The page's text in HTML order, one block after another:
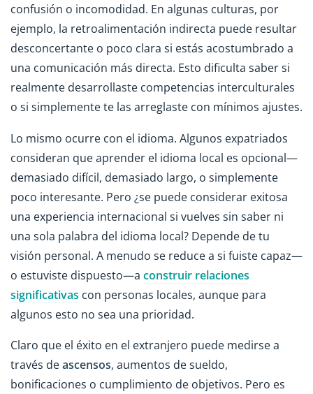
confusión o incomodidad. En algunas culturas, por
ejemplo, la retroalimentación indirecta puede resultar
desconcertante o poco clara si estás acostumbrado a
una comunicación más directa. Esto dificulta saber si
realmente desarrollaste competencias interculturales
o si simplemente te las arreglaste con mínimos ajustes.
Lo mismo ocurre con el idioma. Algunos expatriados
consideran que aprender el idioma local es opcional—
demasiado difícil, demasiado largo, o simplemente
poco interesante. Pero ¿se puede considerar exitosa
una experiencia internacional si vuelves sin saber ni
una sola palabra del idioma local? Depende de tu
visión personal. A menudo se reduce a si fuiste capaz—
o estuviste dispuesto—a construir relaciones
significativas con personas locales, aunque para
algunos esto no sea una prioridad.
Claro que el éxito en el extranjero puede medirse a
través deascensos, aumentos de sueldo,
bonificaciones o cumplimiento de objetivos. Pero es